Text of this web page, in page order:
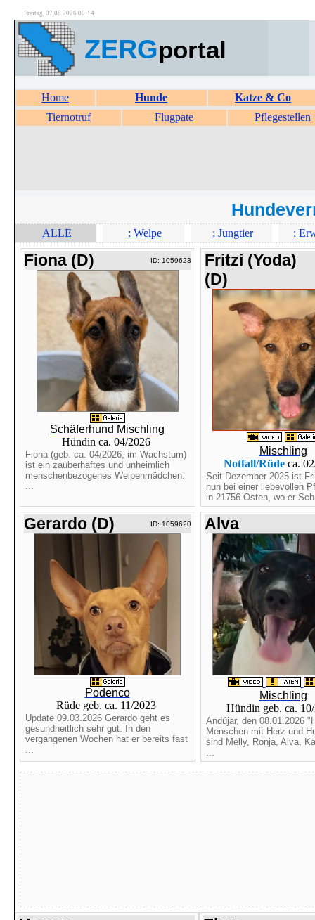
Freitag, 07.08.2026 00:14
ZERGportal
Home Hunde
Katze & Co
Tiernotruf
Flugpate Pflegestellen
ALLE : Welpe : Jungtier :
Fiona (D) ID: 1059623
Schäferhund Mischling
Hündin ca. 04/2026
Fiona (geb. ca. 04/2026, im Wachstum)
ist ein zauberhaftes und unheimlich
menschenbezogenes Welpenmädchen.
...
Fritzi (Yoda)
(D)
Mischling
Notfall/Rüde ca.
Seit Dezember 2025 ist
nun bei einer liebevollen
in 21756 Osten, wo er
Gerardo (D) ID: 1059620
Podenco
Rüde geb. ca. 11/2023
Update 09.03.2026 Gerardo geht es
gesundheitlich sehr gut. In den
vergangenen Wochen hat er bereits fast
...
Alva
Mischling
Hündin geb. ca.
Andújar, den 08.01.2026
Menschen mit Herz und
sind Melly, Ronja, Alva,
...